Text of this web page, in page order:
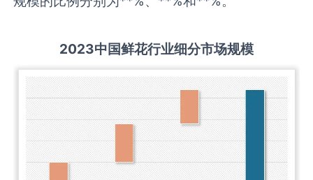
2023中国鲜花行业细分市场规模